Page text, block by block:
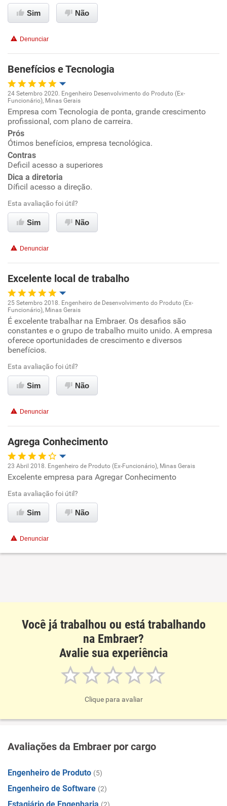
Conciliação com a vida familiar
Benefícios
Recomenda esta empresa
Sim Não
Denunciar
Benefícios e Tecnologia
Oportunidade de promoção
Ambiente de trabalho
Conciliação com a vida familiar
Benefícios
Recomenda esta empresa
Recomenda a diretoria
24 Setembro 2020. Engenheiro Desenvolvimento do Produto (Ex-
Funcionário), Minas Gerais
Empresa com Tecnologia de ponta, grande crescimento
profissional, com plano de carreira.
Prós
Ótimos benefícios, empresa tecnológica.
Contras
Deficil acesso a superiores
Dica a diretoria
Díficil acesso a direção.
Esta avaliação foi útil?
Sim Não
Denunciar
Excelente local de trabalho
Oportunidade de promoção
Ambiente de trabalho
Conciliação com a vida familiar
Benefícios
25 Setembro 2018. Engenheiro de Desenvolvimento do Produto (Ex-
Funcionário), Minas Gerais
É excelente trabalhar na Embraer. Os desafios são
constantes e o grupo de trabalho muito unido. A empresa
oferece oportunidades de crescimento e diversos
benefícios.
Esta avaliação foi útil?
Sim Não
Denunciar
Agrega Conhecimento
Oportunidade de promoção
Ambiente de trabalho
Benefícios
23 Abril 2018. Engenheiro de Produto (Ex-Funcionário), Minas Gerais
Excelente empresa para Agregar Conhecimento
Esta avaliação foi útil?
Sim Não
Denunciar
Você já trabalhou ou está trabalhando
na Embraer?
Avalie sua experiência
Clique para avaliar
Avaliações da Embraer por cargo
Engenheiro de Produto (5)
Engenheiro de Software (2)